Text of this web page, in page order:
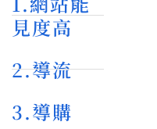
見度高
2.導流
3.導購